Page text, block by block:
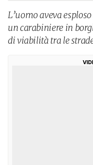
L’uomo aveva
un carabiniere in
di viabilità tra le